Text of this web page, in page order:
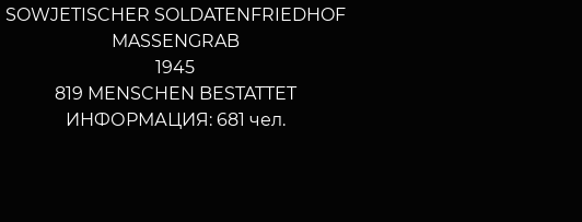
SOWJETISCHER SOLDATENFRIEDHOF
MASSENGRAB
1945
819 MENSCHEN BESTATTET
ИНФОРМАЦИЯ: 681 чел.